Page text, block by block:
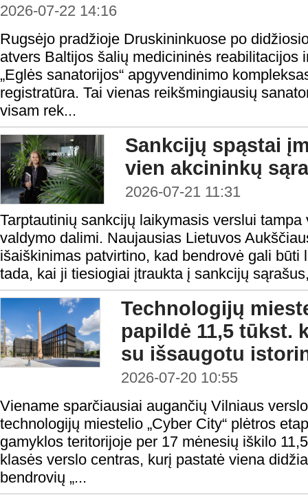
2026-07-22 14:16
Rugsėjo pradžioje Druskininkuose po
atvers Baltijos šalių medicininės reabilitacijos
„Eglės sanatorijos“ apgyvendinimo
registratūra. Tai vienas reikšmingiausių
visam rek...
Sankcijų spąstai
vien akcininkų
2026-07-21 11:31
Tarptautinių sankcijų laikymasis verslui
valdymo dalimi. Naujausias Lietuvos
išaiškinimas patvirtino, kad bendrovė gali būti
tada, kai ji tiesiogiai įtraukta į sankcijų
Technologijų
papildė 11,5 tūkst.
su išsaugotu
2026-07-20 10:55
Viename sparčiausiai augančių Vilniaus
technologijų miestelio „Cyber City“ plėtros
gamyklos teritorijoje per 17 mėnesių iškilo
klasės verslo centras, kurį pastatė viena
bendrovių „...